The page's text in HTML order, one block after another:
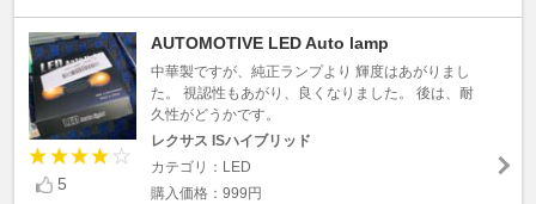
5
AUTOMOTIVE LED Auto lamp
中華製ですが、純正ランプより 輝度はあがりまし
た。 視認性もあがり、良くなりました。 後は、耐
久性がどうかです。
レクサス ISハイブリッド
カテゴリ：LED
購入価格：999円